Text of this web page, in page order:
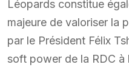
Léopards constitue
majeure de valoriser la
par le Président Félix
soft power de la RDC à